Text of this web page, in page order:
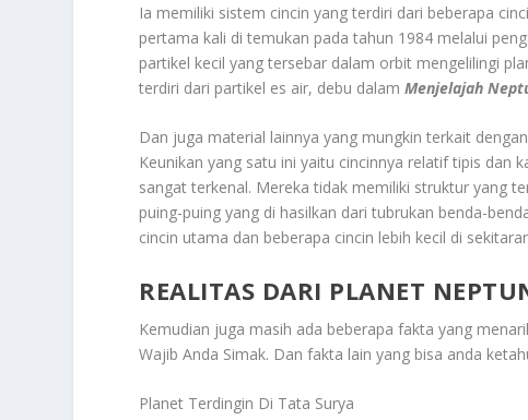
Ia memiliki sistem cincin yang terdiri dari beberapa
pertama kali di temukan pada tahun 1984 melalui
partikel kecil yang tersebar dalam orbit mengelilingi
terdiri dari partikel es air, debu dalamMenjelajah
Dan juga material lainnya yang mungkin terkait
Keunikan yang satu ini yaitu cincinnya relatif tipis dan
sangat terkenal. Mereka tidak memiliki struktur yang
puing-puing yang di hasilkan dari tubrukan benda-
cincin utama dan beberapa cincin lebih kecil di
REALITAS DARI PLANET
Kemudian juga masih ada beberapa fakta yang
Wajib Anda Simak. Dan fakta lain yang bisa anda
Planet Terdingin Di Tata Surya